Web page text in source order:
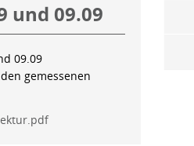
und 09.09
09.09
gemessenen